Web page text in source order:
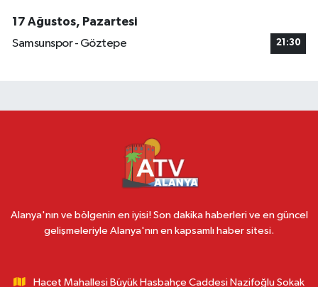
17 Ağustos, Pazartesi
Samsunspor - Göztepe
21:30
Alanya'nın ve bölgenin en iyisi! Son dakika haberleri ve en güncel
gelişmeleriyle Alanya'nın en kapsamlı haber sitesi.
Hacet Mahallesi Büyük Hasbahçe Caddesi Nazifoğlu Sokak